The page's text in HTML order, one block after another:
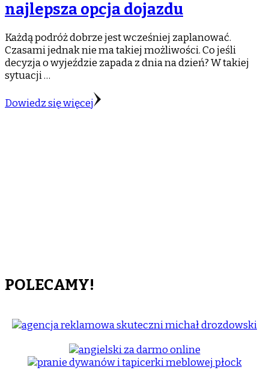
najlepsza opcja dojazdu
Każdą podróż dobrze jest wcześniej zaplanować.
Czasami jednak nie ma takiej możliwości. Co jeśli
decyzja o wyjeździe zapada z dnia na dzień? W takiej
sytuacji …
Dowiedz się więcej
POLECAMY!